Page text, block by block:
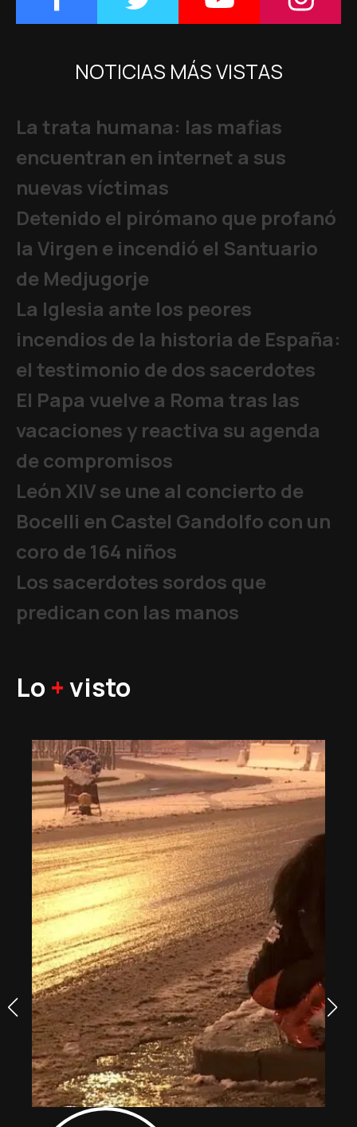
NOTICIAS MÁS VISTAS
La trata humana: las mafias
encuentran en internet a sus
nuevas víctimas
Detenido el pirómano que profanó
la Virgen e incendió el Santuario
de Medjugorje
La Iglesia ante los peores
incendios de la historia de España:
el testimonio de dos sacerdotes
El Papa vuelve a Roma tras las
vacaciones y reactiva su agenda
de compromisos
León XIV se une al concierto de
Bocelli en Castel Gandolfo con un
coro de 164 niños
Los sacerdotes sordos que
predican con las manos
Lo +visto